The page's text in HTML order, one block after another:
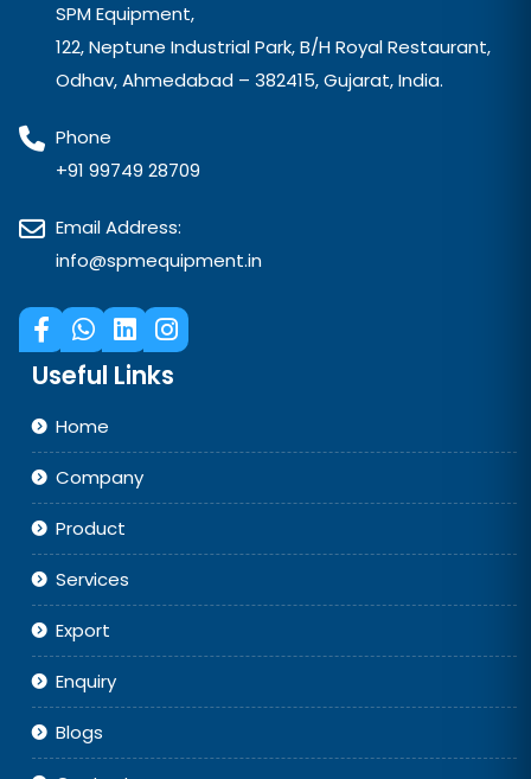
SPM Equipment,
122, Neptune Industrial Park, B/H Royal Restaurant,
Odhav, Ahmedabad – 382415, Gujarat, India.
Phone
+91 99749 28709
Email Address:
info@spmequipment.in
Useful Links
Home
Company
Product
Services
Export
Enquiry
Blogs